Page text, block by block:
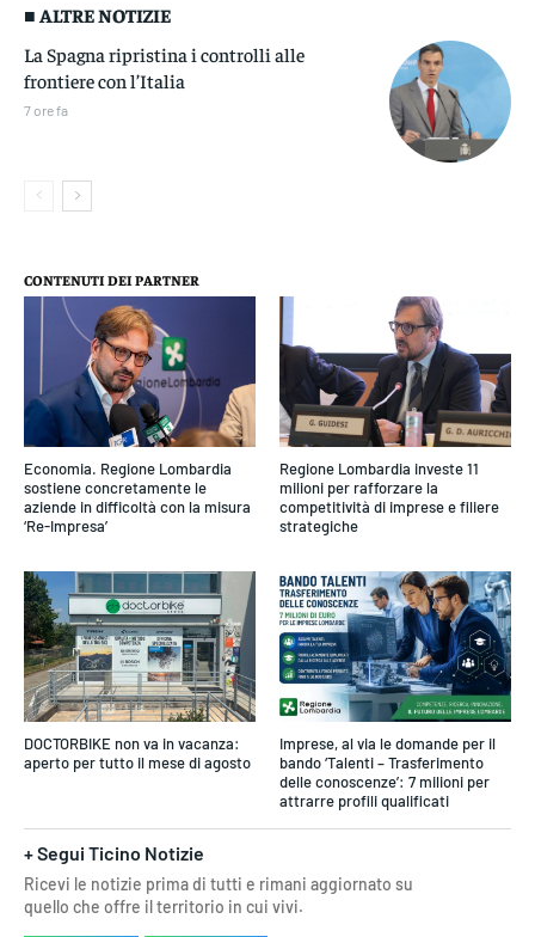
■ ALTRE NOTIZIE
La Spagna ripristina i controlli alle
frontiere con l’Italia
7 ore fa
CONTENUTI DEI PARTNER
Economia. Regione Lombardia
sostiene concretamente le
aziende in difficoltà con la misura
‘Re-Impresa’
DOCTORBIKE non va in vacanza:
aperto per tutto il mese di agosto
Regione Lombardia investe 11
milioni per rafforzare la
competitività di imprese e filiere
strategiche
Imprese, al via le domande per il
bando ‘Talenti – Trasferimento
delle conoscenze’: 7 milioni per
attrarre profili qualificati
+ Segui Ticino Notizie
Ricevi le notizie prima di tutti e rimani aggiornato su
quello che offre il territorio in cui vivi.